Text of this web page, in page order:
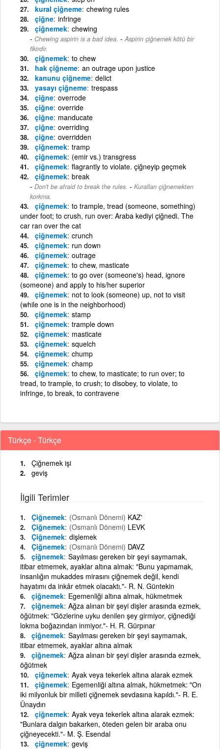
kural çiğneme chewing rules
çiğne infringe
çiğnemek chewing
Chewing aspirin is a bad idea. - Aspirin çiğnemek kötü bir
fikirdir.
çiğnemek to chew
hak çiğneme an outrage upon justice
kanunu çiğneme delict
yasayı çiğneme trespass
çiğne overrode
çiğne override
çiğne manducate
çiğne overriding
çiğne overridden
çiğnemek tramp
çiğnemek (emir vs.) transgress
çiğnemek flagrantly to violate. çiğneyip geçmek
çiğnemek break
Don't be afraid to break the rules. - Kuralları çiğnemekten
korkma.
çiğnemek to trample, tread (someone, something)
under foot; to crush, run over: Araba kediyi çiğnedi. The
car ran over the cat
çiğnemek crunch
çiğnemek run down
çiğnemek outrage
çiğnemek to chew, masticate
çiğnemek to go over (someone's) head, ignore
(someone) and apply to his/her superior
çiğnemek not to look (someone) up, not to visit
(while one is in the neighborhood)
çiğnemek stamp
çiğnemek trample down
çiğnemek masticate
çiğnemek squelch
çiğnemek chump
çiğnemek champ
çiğnemek to chew, to masticate; to run over; to
tread, to trample, to crush; to disobey, to violate, to
infringe, to break, to contravene
Türkçe - Türkçe
Çiğnemek işi
geviş
İlgili Terimler
Çiğnemek (Osmanlı Dönemi) KAZ'
Çiğnemek (Osmanlı Dönemi) LEVK
Çiğnemek dişlemek
Çiğnemek (Osmanlı Dönemi) DAVZ
çiğnemek Sayılması gereken bir şeyi saymamak,
itibar etmemek, ayaklar altına almak: "Bunu yapmamak,
insanlığın mukaddes mirasını çiğnemek değil, kendi
hayatımı da inkâr etmek olacaktı."- R. N. Güntekin
çiğnemek Egemenliği altına almak, hükmetmek
çiğnemek Ağza alınan bir şeyi dişler arasında ezmek,
öğütmek: "Gözlerine uyku denilen şey girmiyor, çiğnediği
lokma boğazından inmiyor."- H. R. Gürpınar
çiğnemek Sayılması gereken bir şeyi saymamak,
itibar etmemek, ayaklar altına almak
çiğnemek Ağza alınan bir şeyi dişler arasında ezmek,
öğütmek
çiğnemek Ayak veya tekerlek altına alarak ezmek
çiğnemek Egemenliği altına almak, hükmetmek: "On
iki milyonluk bir milleti çiğnemek sevdasına kapıldı."- R. E.
Ünaydın
çiğnemek Ayak veya tekerlek altına alarak ezmek:
"Bunlara dalgın bakarken, öteden gelen bir araba onu
çiğneyecekti."- M. Ş. Esendal
çiğnemek geviş